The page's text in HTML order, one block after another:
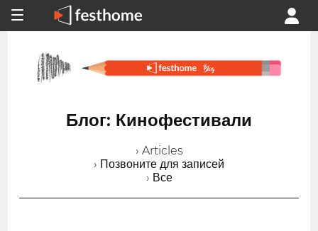
Блог: Кинофестивали
› Articles
› Позвоните для записей
› Все